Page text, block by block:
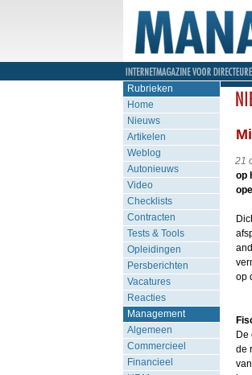
Rubrieken
Home
Nieuws
Artikelen
Weblog
Autonieuws
Video
Checklists
Contracten
Tests & Tools
Opleidingen
Persberichten
Vacatures
Reacties
Management
Algemeen
Commercieel
Financieel
21
op
op
De
de